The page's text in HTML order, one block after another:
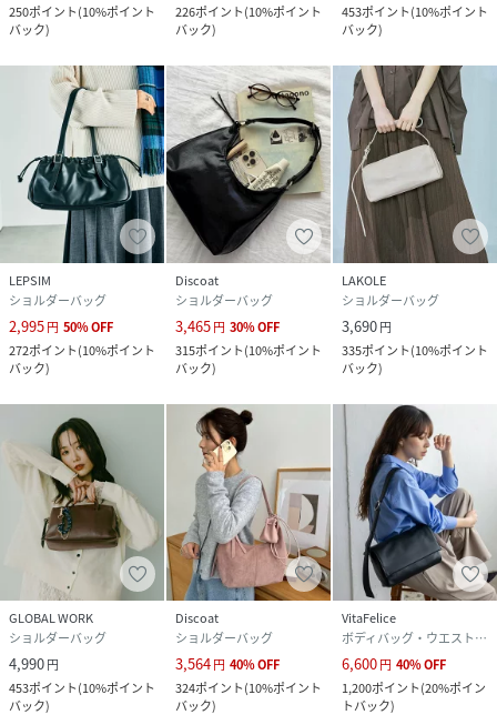
250ポイント(10%ポイント
バック)
226ポイント(10%ポイント
バック)
453ポイント(10%ポイント
バック)
LEPSIM
ショルダーバッグ
2,995円 50%OFF
272ポイント(10%ポイント
バック)
Discoat
ショルダーバッグ
3,465円 30%OFF
315ポイント(10%ポイント
バック)
LAKOLE
ショルダーバッグ
3,690円
335ポイント(10%ポイント
バック)
GLOBAL WORK
ショルダーバッグ
4,990円
453ポイント(10%ポイント
バック)
Discoat
ショルダーバッグ
3,564円 40%OFF
324ポイント(10%ポイント
バック)
VitaFelice
ボディバッグ・ウエストポーチ
6,600円 40%OFF
1,200ポイント(20%ポイン
トバック)